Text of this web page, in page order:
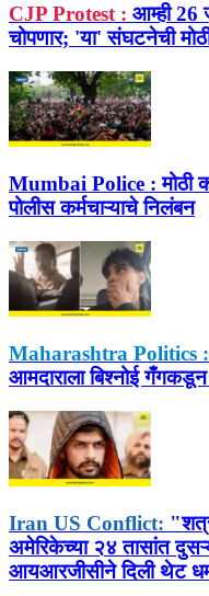
CJP Protest : आम्ही 26
चोपणार; 'या' संघटनेची
Mumbai Police : मोठी
पोलीस कर्मचाऱ्याचे निलंबन
Maharashtra Politics :
आमदाराला बिश्नोई
Iran US Conflict:
अमेरिकेच्या २४ तासांत
आयआरजीसीने दिली थेट